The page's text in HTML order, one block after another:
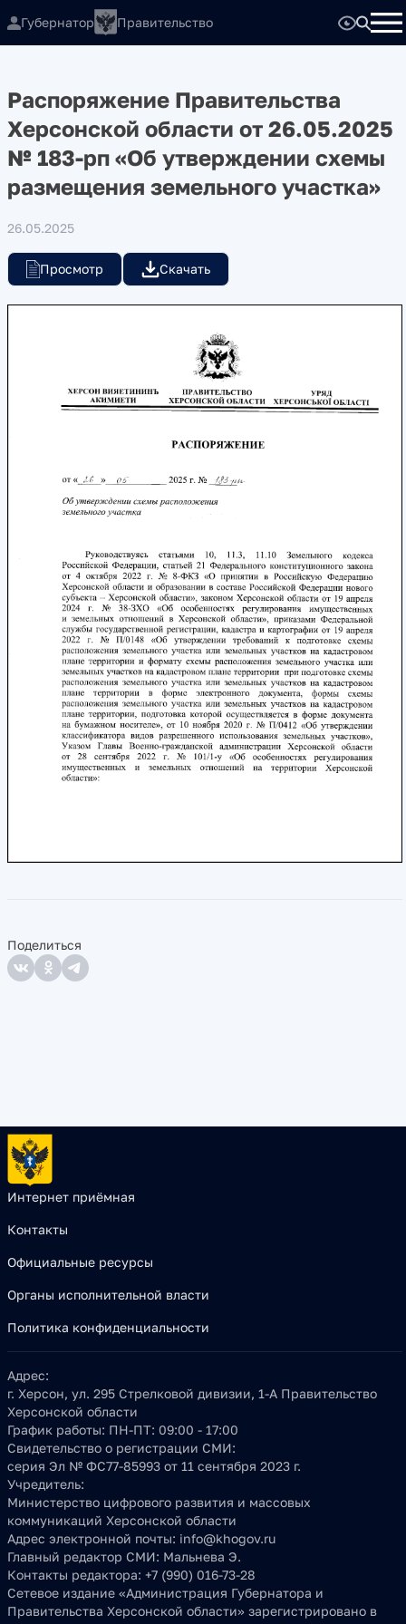
Губернатор Правительство
Распоряжение Правительства
Херсонской области от 26.05.2025
№ 183-рп «Об утверждении схемы
размещения земельного участка»
26.05.2025
Просмотр Скачать
Поделиться
Интернет приёмная
Контакты
Официальные ресурсы
Органы исполнительной власти
Политика конфиденциальности
Адрес:
г. Херсон, ул. 295 Стрелковой дивизии, 1-А Правительство
Херсонской области
График работы: ПН-ПТ: 09:00 - 17:00
Свидетельство о регистрации СМИ:
серия Эл № ФС77-85993 от 11 сентября 2023 г.
Учредитель:
Министерство цифрового развития и массовых
коммуникаций Херсонской области
Адрес электронной почты: info@khogov.ru
Главный редактор СМИ: Мальнева Э.
Контакты редактора: +7 (990) 016-73-28
Сетевое издание «Администрация Губернатора и
Правительства Херсонской области» зарегистрировано в